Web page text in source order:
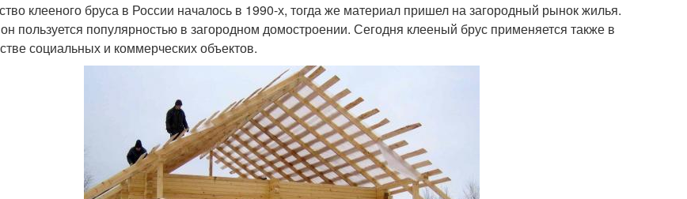
клееного бруса в России началось в 1990-х, тогда же материал пришел на загородный рынок жилья.
пользуется популярностью в загородном домостроении. Сегодня клееный брус применяется также в
социальных и коммерческих объектов.